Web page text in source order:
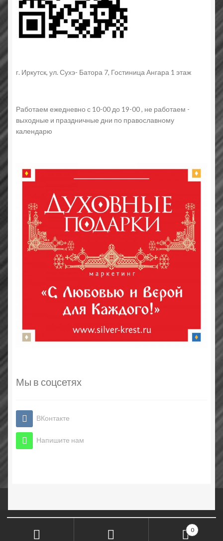
г. Иркутск, ул. Сухэ- Батора 7, Гостиница Ангара 1 этаж
Работаем ежедневно с 10-00 до 19-00 , не работаем -
выходные и праздничные дни по православному
календарю
Мы в соцсетях
ВКонтакте
Напишите нам
© Духовные подарки 2017-2026
0